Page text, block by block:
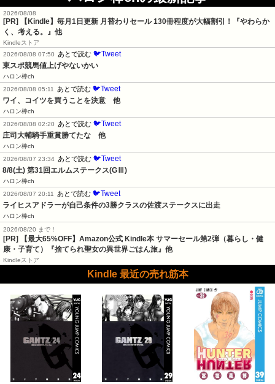
2026/08/08
[PR]
【Kindle】毎月1日更新 月替わりセール 130冊程度が大幅割引！『やわらか
く、考える。』他
Kindleストア
2026/08/08 07:50
あとで読む 🐦Tweet
東スポ競馬値上げやないかい
ハロン棒ch
2026/08/08 05:11
あとで読む 🐦Tweet
ワイ、コイツを買うことを決意　他
ハロン棒ch
2026/08/08 02:20
あとで読む 🐦Tweet
庄司大輔騎手重賞勝てたな　他
ハロン棒ch
2026/08/07 23:34 あとで読む 🐦Tweet
8/8(土) 第31回エルムステークス(GⅢ)
ハロン棒ch
2026/08/07 20:11
あとで読む 🐦Tweet
ライヒスアドラーが自己条件の3勝クラスの佐渡ステークスに出走
ハロン棒ch
2026/08/20 まで！
[PR]
【最大65%OFF】Amazon公式 Kindle本 サマーセール第2弾（暮らし・健
康・子育て）『捨てられ聖女の異世界ごはん旅』他
Kindleストア
Kindle 最近の売れ筋本